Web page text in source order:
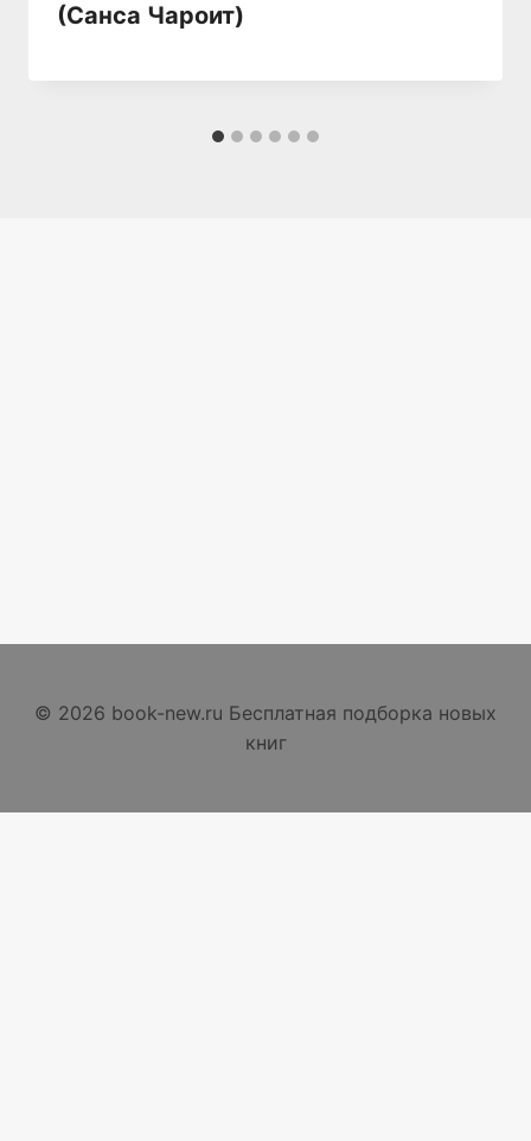
(Санса Чароит)
© 2026 book-new.ru Бесплатная подборка новых
книг